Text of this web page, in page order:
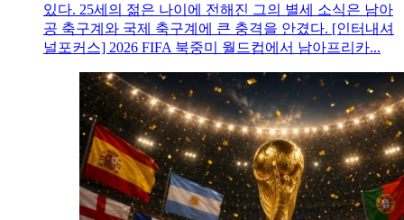
있다. 25세의 젊은 나이에 전해진 그의 별세 소식은 남아
공 축구계와 국제 축구계에 큰 충격을 안겼다. [인터내셔
널포커스] 2026 FIFA 북중미 월드컵에서 남아프리카...